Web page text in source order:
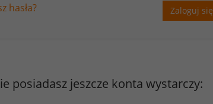
hasła? Zaloguj się
posiadasz jeszcze konta wystarczy: